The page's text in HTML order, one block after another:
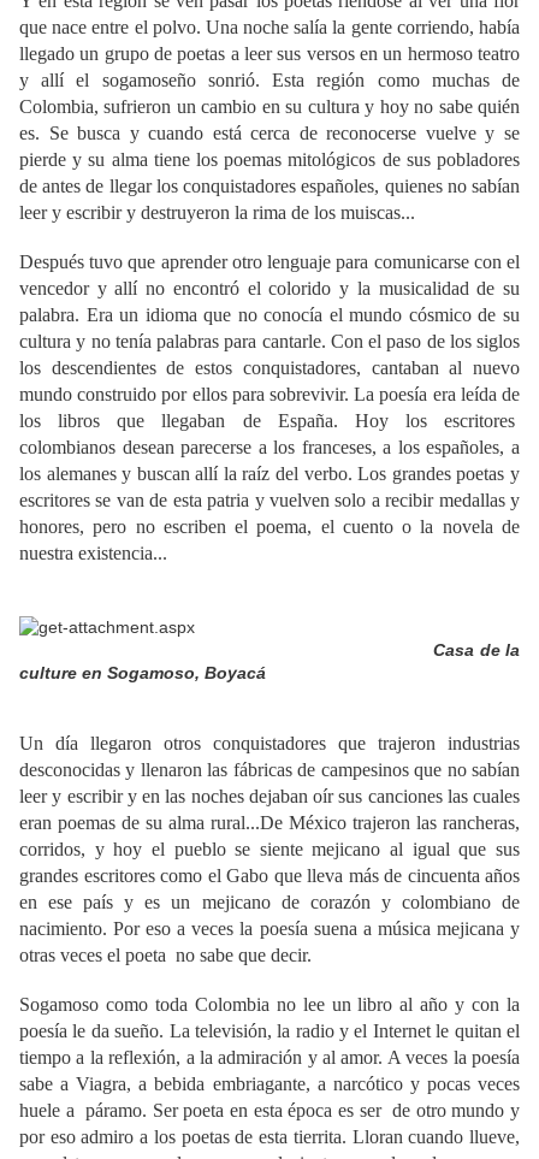
que nace entre el polvo. Una noche salía la gente corriendo, había
llegado un grupo de poetas a leer sus versos en un hermoso teatro
y allí el sogamoseño sonrió. Esta región como muchas de
Colombia, sufrieron un cambio en su cultura y hoy no sabe quién
es. Se busca y cuando está cerca de reconocerse vuelve y se
pierde y su alma tiene los poemas mitológicos de sus pobladores
de antes de llegar los conquistadores españoles, quienes no sabían
leer y escribir y destruyeron la rima de los muiscas...
Después tuvo que aprender otro lenguaje para comunicarse con el
vencedor y allí no encontró el colorido y la musicalidad de su
palabra. Era un idioma que no conocía el mundo cósmico de su
cultura y no tenía palabras para cantarle. Con el paso de los siglos
los descendientes de estos conquistadores, cantaban al nuevo
mundo construido por ellos para sobrevivir. La poesía era leída de
los libros que llegaban de España. Hoy los escritores
colombianos desean parecerse a los franceses, a los españoles, a
los alemanes y buscan allí la raíz del verbo. Los grandes poetas y
escritores se van de esta patria y vuelven solo a recibir medallas y
honores, pero no escriben el poema, el cuento o la novela de
nuestra existencia...
Casa de la
culture en Sogamoso, Boyacá
Un día llegaron otros conquistadores que trajeron industrias
desconocidas y llenaron las fábricas de campesinos que no sabían
leer y escribir y en las noches dejaban oír sus canciones las cuales
eran poemas de su alma rural...De México trajeron las rancheras,
corridos, y hoy el pueblo se siente mejicano al igual que sus
grandes escritores como el Gabo que lleva más de cincuenta años
en ese país y es un mejicano de corazón y colombiano de
nacimiento. Por eso a veces la poesía suena a música mejicana y
otras veces el poeta no sabe que decir.
Sogamoso como toda Colombia no lee un libro al año y con la
poesía le da sueño. La televisión, la radio y el Internet le quitan el
tiempo a la reflexión, a la admiración y al amor. A veces la poesía
sabe a Viagra, a bebida embriagante, a narcótico y pocas veces
huele a páramo. Ser poeta en esta época es ser de otro mundo y
por eso admiro a los poetas de esta tierrita. Lloran cuando llueve,